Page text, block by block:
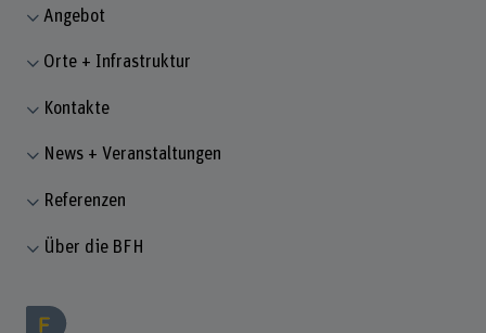
Angebot
Orte + Infrastruktur
Kontakte
News + Veranstaltungen
Referenzen
Über die BFH